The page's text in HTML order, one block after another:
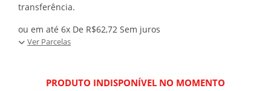
transferência.
ou em até 6x De R$62,72 Sem juros
Ver Parcelas
PRODUTO INDISPONÍVEL NO MOMENTO